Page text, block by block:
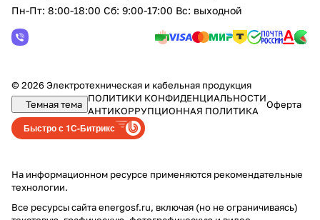
Пн-Пт: 8:00-18:00 Сб: 9:00-17:00 Вс: выходной
© 2026 Электротехническая и кабельная продукция
Темная тема
ПОЛИТИКИ КОНФИДЕНЦИАЛЬНОСТИ
АНТИКОРРУПЦИОННАЯ ПОЛИТИКА
Оферта
Быстро с 1С-Битрикс
На информационном ресурсе применяются рекомендательные
технологии.
Все ресурсы сайта energosf.ru, включая (но не ограничиваясь)